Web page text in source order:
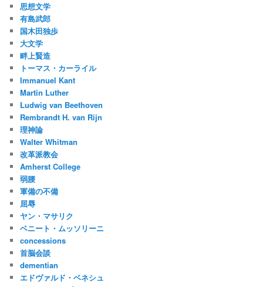
思想文学
有島武郎
国木田独歩
大文学
畔上賢造
トーマス・カーライル
Immanuel Kant
Martin Luther
Ludwig van Beethoven
Rembrandt H. van Rijn
理神論
Walter Whitman
改革派教会
Amherst College
弱腰
軍備の不備
屈辱
ヤン・マサリク
ベニート・ムッソリーニ
concessions
首脳会談
dementian
エドヴァルド・ベネシュ